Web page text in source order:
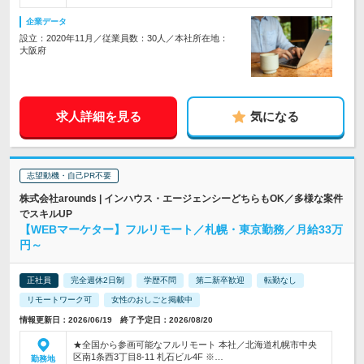
企業データ
設立：2020年11月／従業員数：30人／本社所在地：
大阪府
求人詳細を見る 気になる
志望動機・自己PR不要
株式会社arounds | インハウス・エージェンシーどちらもOK／多様な案件
でスキルUP
【WEBマーケター】フルリモート／札幌・東京勤務／月給33万
円～
正社員 完全週休2日制 学歴不問 第二新卒歓迎 転勤なし
リモートワーク可 女性のおしごと掲載中
情報更新日：2026/06/19 終了予定日：2026/08/20
勤務地
★全国から参画可能なフルリモート 本社／北海道札幌市中央
区南1条西3丁目8-11 札石ビル4F ※…